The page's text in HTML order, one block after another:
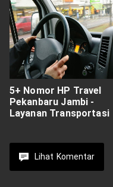
5+ Nomor HP Travel
Pekanbaru Jambi -
Layanan Transportasi
Lihat Komentar